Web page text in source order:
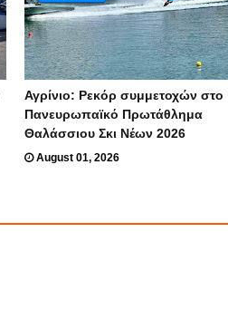
Αγρίνιο: Ρεκόρ συμμετοχών στο
Πανευρωπαϊκό Πρωτάθλημα
Θαλάσσιου Σκι Νέων 2026
August 01, 2026